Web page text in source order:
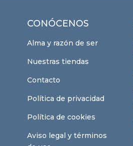
CONÓCENOS
Alma y razón de ser
Nuestras tiendas
Contacto
Política de privacidad
Política de cookies
Aviso legal y términos